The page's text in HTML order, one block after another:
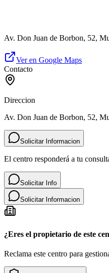
Av. Don Juan de Borbon, 52,
Ver en Google Maps
Contacto
Direccion
Av. Don Juan de Borbon, 52,
Solicitar Informacion
El centro responderá a tu
Solicitar Info
Solicitar Informacion
¿Eres el propietario de este
Reclama este centro para